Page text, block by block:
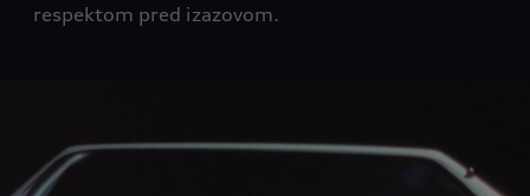
respektom pred izazovom.